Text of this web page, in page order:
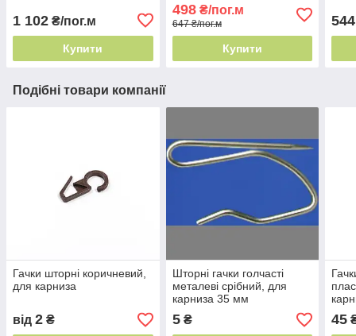
1 102 ₴/пог.м
Купити
прання
498₴/пог.м
647 ₴/пог.м
Купити
544
Подібні товари компанії
Гачки шторні коричневий,
для карниза
від 2 ₴
Шторні гачки голчасті
металеві срібний, для
карниза 35 мм
5₴ 45